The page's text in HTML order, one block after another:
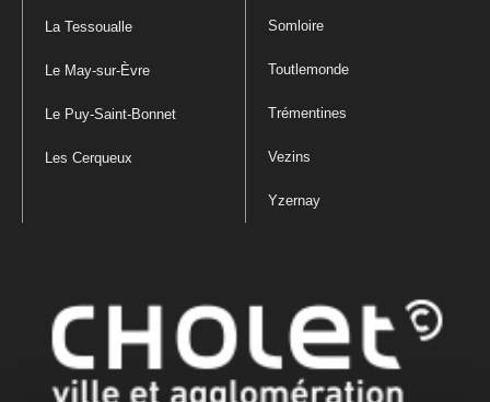
La Tessoualle
Le May-sur-Èvre
Le Puy-Saint-Bonnet
Les Cerqueux
Somloire
Toutlemonde
Trémentines
Vezins
Yzernay